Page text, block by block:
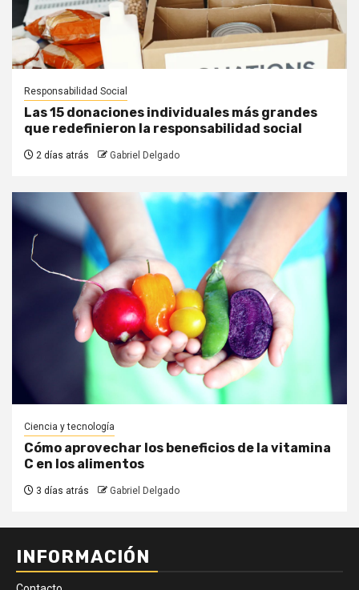
Responsabilidad Social
Las 15 donaciones individuales más grandes
que redefinieron la responsabilidad social
2 días atrás Gabriel Delgado
Ciencia y tecnología
Cómo aprovechar los beneficios de la vitamina
C en los alimentos
3 días atrás Gabriel Delgado
INFORMACIÓN